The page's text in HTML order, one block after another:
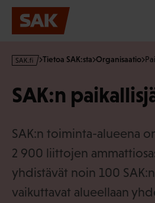
Hyppää
sisältöön
s
·
Tietoa SAK:sta Organisaatio
SAK:n
SAK:n toiminta-alueena
2 900 liittojen
yhdistävät noin 100
vaikuttavat alueellaan